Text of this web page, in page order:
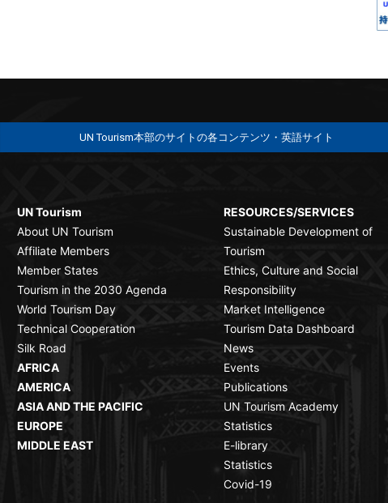
UN Tourism本部のサイトの各コンテンツ・英語サイト
UN Tourism
About UN Tourism
Affiliate Members
Member States
Tourism in the 2030 Agenda
World Tourism Day
Technical Cooperation
Silk Road
AFRICA
AMERICA
ASIA AND THE PACIFIC
EUROPE
MIDDLE EAST
RESOURCES/SERVICES
Sustainable Development of
Tourism
Ethics, Culture and Social
Responsibility
Market Intelligence
Tourism Data Dashboard
News
Events
Publications
UN Tourism Academy
Statistics
E-library
Statistics
Covid-19